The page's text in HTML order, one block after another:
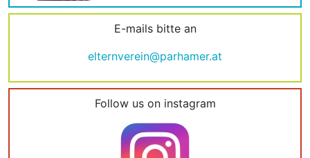
E-mails bitte an
elternverein@parhamer.at
Follow us on instagram